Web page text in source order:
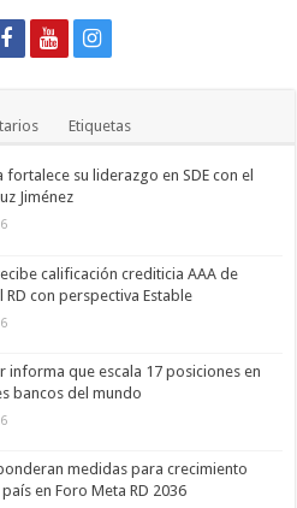
Etiquetas
fortalece su liderazgo en SDE con el
Jiménez
calificación crediticia AAA de
RD con perspectiva Estable
informa que escala 17 posiciones en
bancos del mundo
medidas para crecimiento
en Foro Meta RD 2036